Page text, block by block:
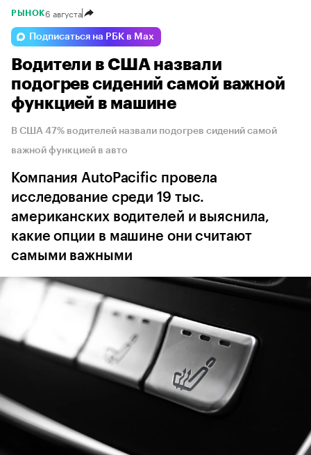
РЫНОК6 августа
Подписаться на РБК в Max
Водители в США назвали
подогрев сидений самой важной
функцией в машине
В США 47% водителей назвали подогрев сидений самой
важной функцией в авто
Компания AutoPacific провела
исследование среди 19 тыс.
американских водителей и выяснила,
какие опции в машине они считают
самыми важными